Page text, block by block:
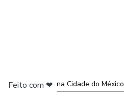
Feito com ❤ na Cidade do México